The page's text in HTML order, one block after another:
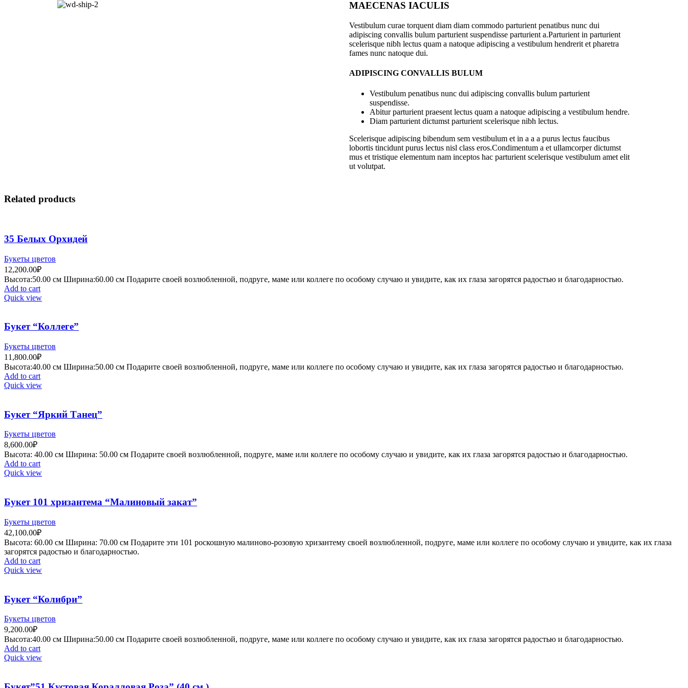
MAECENAS IACULIS
Vestibulum curae torquent diam diam commodo parturient penatibus nunc dui
adipiscing convallis bulum parturient suspendisse parturient a.Parturient in parturient
scelerisque nibh lectus quam a natoque adipiscing a vestibulum hendrerit et pharetra
fames nunc natoque dui.
ADIPISCING CONVALLIS BULUM
Vestibulum penatibus nunc dui adipiscing convallis bulum parturient
suspendisse.
Abitur parturient praesent lectus quam a natoque adipiscing a vestibulum hendre.
Diam parturient dictumst parturient scelerisque nibh lectus.
Scelerisque adipiscing bibendum sem vestibulum et in a a a purus lectus faucibus
lobortis tincidunt purus lectus nisl class eros.Condimentum a et ullamcorper dictumst
mus et tristique elementum nam inceptos hac parturient scelerisque vestibulum amet elit
ut volutpat.
Related products
35 Белых Орхидей
Букеты цветов
12,200.00₽
Высота:50.00 см Ширина:60.00 см Подарите своей возлюбленной, подруге, маме или коллеге по особому случаю и увидите, как их глаза загорятся радостью и благодарностью.
Add to cart
Quick view
Букет “Коллеге”
Букеты цветов
11,800.00₽
Высота:40.00 см Ширина:50.00 см Подарите своей возлюбленной, подруге, маме или коллеге по особому случаю и увидите, как их глаза загорятся радостью и благодарностью.
Add to cart
Quick view
Букет “Яркий Танец”
Букеты цветов
8,600.00₽
Высота: 40.00 см Ширина: 50.00 см Подарите своей возлюбленной, подруге, маме или коллеге по особому случаю и увидите, как их глаза загорятся радостью и благодарностью.
Add to cart
Quick view
Букет 101 хризантема “Малиновый закат”
Букеты цветов
42,100.00₽
Высота: 60.00 см Ширина: 70.00 см Подарите эти 101 роскошную малиново-розовую хризантему своей возлюбленной, подруге, маме или коллеге по особому случаю и увидите, как их глаза
загорятся радостью и благодарностью.
Add to cart
Quick view
Букет “Колибри”
Букеты цветов
9,200.00₽
Высота:40.00 см Ширина:50.00 см Подарите своей возлюбленной, подруге, маме или коллеге по особому случаю и увидите, как их глаза загорятся радостью и благодарностью.
Add to cart
Quick view